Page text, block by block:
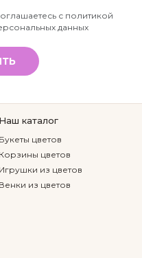
с политикой
данных
Наш каталог
Букеты цветов
Корзины цветов
Игрушки из цветов
Венки из цветов